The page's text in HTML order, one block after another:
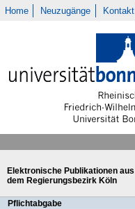
Home Neuzugänge Kontakt
Elektronische Publikationen aus
dem Regierungsbezirk Köln
Pflichtabgabe